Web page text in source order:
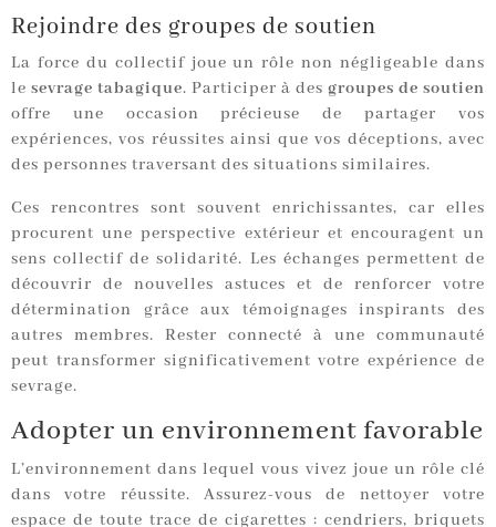
Rejoindre des groupes de soutien
La force du collectif joue un rôle non négligeable dans
le sevrage tabagique. Participer à des groupes de soutien
offre une occasion précieuse de partager vos
expériences, vos réussites ainsi que vos déceptions, avec
des personnes traversant des situations similaires.
Ces rencontres sont souvent enrichissantes, car elles
procurent une perspective extérieur et encouragent un
sens collectif de solidarité. Les échanges permettent de
découvrir de nouvelles astuces et de renforcer votre
détermination grâce aux témoignages inspirants des
autres membres. Rester connecté à une communauté
peut transformer significativement votre expérience de
sevrage.
Adopter un environnement favorable
L’environnement dans lequel vous vivez joue un rôle clé
dans votre réussite. Assurez-vous de nettoyer votre
espace de toute trace de cigarettes : cendriers, briquets